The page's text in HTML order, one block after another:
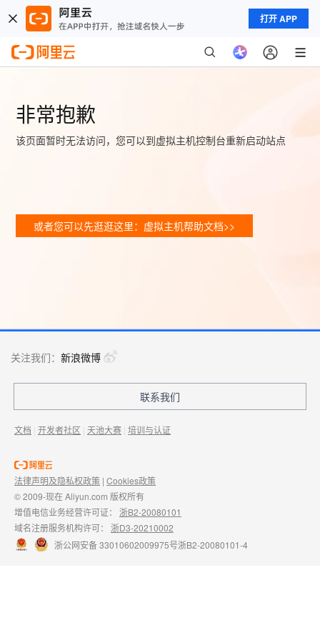
打开 APP
非常抱歉
该页面暂时无法访问，您可以到虚拟主机控制台重新启动站点
或者您可以先逛逛这里：虚拟主机帮助文档>>